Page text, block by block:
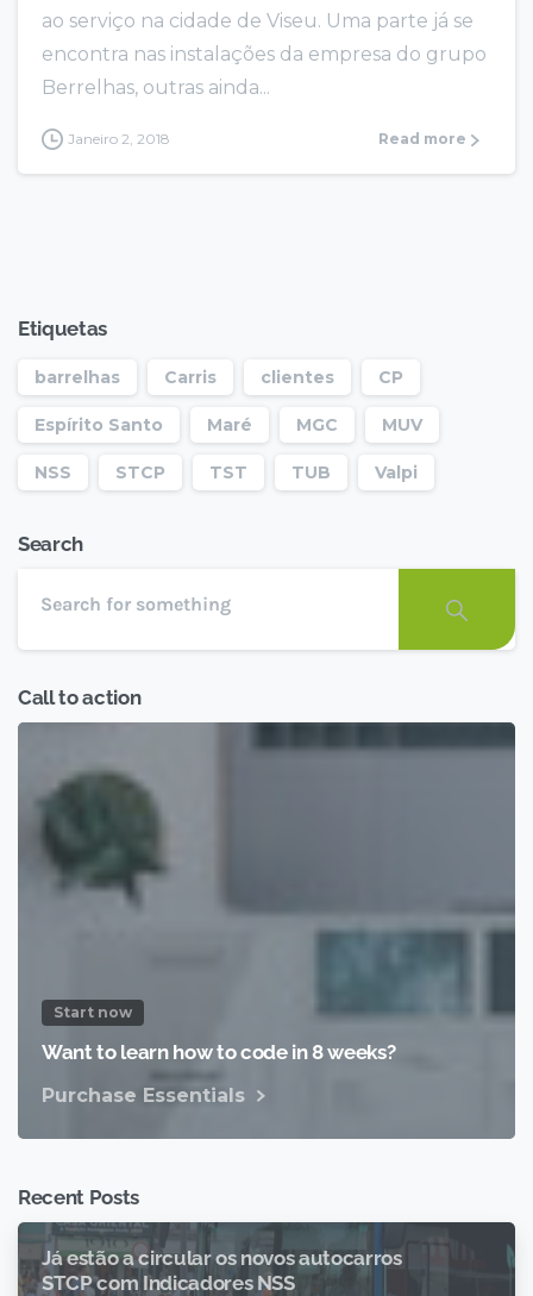
ao serviço na cidade de Viseu. Uma parte já se
encontra nas instalações da empresa do grupo
Berrelhas, outras ainda...
Janeiro 2, 2018 Read more
Etiquetas
barrelhas Carris clientes CP
Espírito Santo Maré MGC MUV
NSS STCP TST TUB Valpi
Search
Call to action
Start now
Want to learn how to code in 8 weeks?
Purchase Essentials
Recent Posts
Já estão a circular os novos autocarros
STCP com Indicadores NSS